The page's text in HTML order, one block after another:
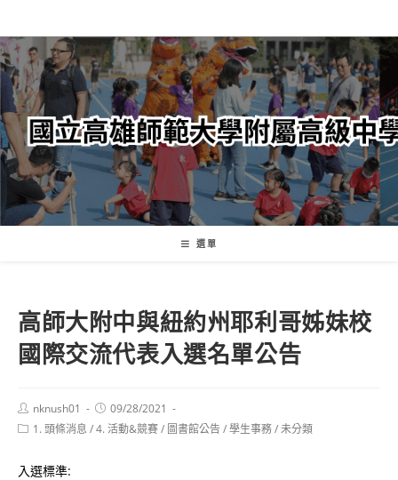
轉
至
主
內
容
選單
高師大附中與紐約州耶利哥姊妹校
國際交流代表入選名單公告
Post
author:
nknush01
Post
published:
09/28/2021
Post1. 頭條消息 /4. 活動&競賽/ 圖書館公告/學生事務/未分類
入選標準: